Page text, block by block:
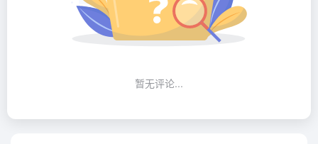
暂无评论...